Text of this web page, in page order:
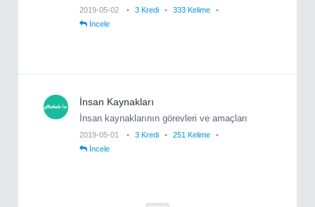
2019-05-02 3 Kredi
333 Kelime
İncele
İnsan Kaynakları
İnsan kaynaklarının görevleri ve amaçları
2019-05-01 3 Kredi
251 Kelime
İncele